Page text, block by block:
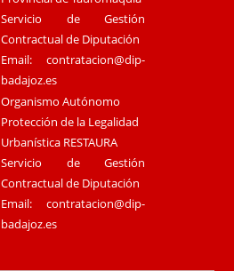
Servicio de Gestión
Contractual de Diputación
Email:contratacion@dip-
badajoz.es
Organismo Autónomo
Protección de la Legalidad
Urbanística RESTAURA
Servicio de Gestión
Contractual de Diputación
Email:contratacion@dip-
badajoz.es